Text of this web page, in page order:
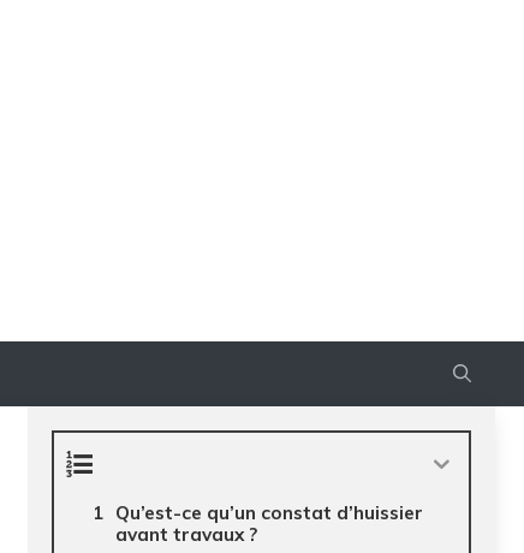
Qu’est-ce qu’un constat d’huissier
avant travaux ?